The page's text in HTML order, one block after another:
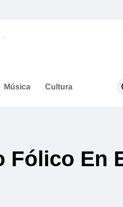
Música Cultura
Fólico En